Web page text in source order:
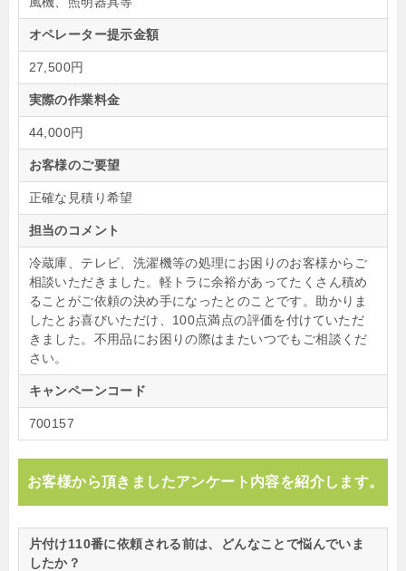
オペレーター提示金額
27,500円
実際の作業料金
44,000円
お客様のご要望
正確な見積り希望
担当のコメント
冷蔵庫、テレビ、洗濯機等の処理にお困りのお客様からご
相談いただきました。軽トラに余裕があってたくさん積め
ることがご依頼の決め手になったとのことです。助かりま
したとお喜びいただけ、100点満点の評価を付けていただ
きました。不用品にお困りの際はまたいつでもご相談くだ
さい。
キャンペーンコード
700157
お客様から頂きましたアンケート内容を紹介します。
片付け110番に依頼される前は、どんなことで悩んでいま
したか？